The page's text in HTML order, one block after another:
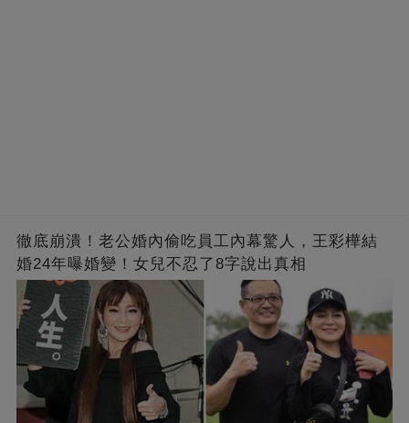
徹底崩潰！老公婚內偷吃員工內幕驚人，王彩樺結
婚24年曝婚變！女兒不忍了8字說出真相